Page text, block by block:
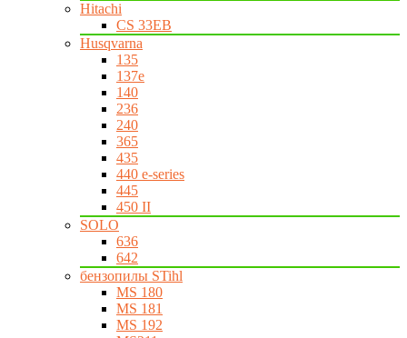
Hitachi
CS 33EB
Husqvarna
135
137e
140
236
240
365
435
440 e-series
445
450 II
SOLO
636
642
бензопилы STihl
MS 180
MS 181
MS 192